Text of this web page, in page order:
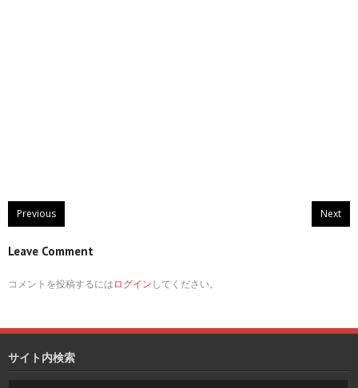
Previous Next
Leave Comment
コメントを投稿するにはログインしてください。
サイト内検索